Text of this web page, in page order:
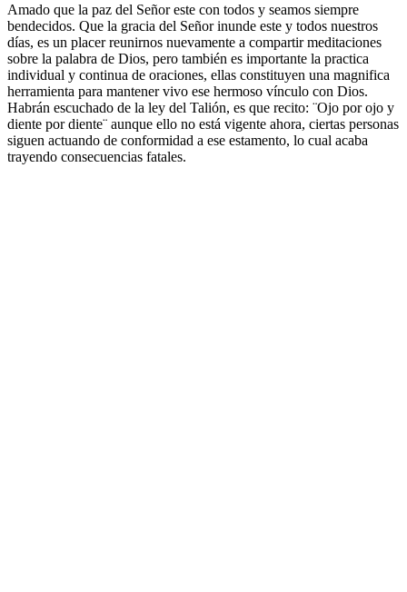
Amado que la paz del Señor este con todos y seamos siempre
bendecidos. Que la gracia del Señor inunde este y todos nuestros
días, es un placer reunirnos nuevamente a compartir meditaciones
sobre la palabra de Dios, pero también es importante la practica
individual y continua de oraciones, ellas constituyen una magnifica
herramienta para mantener vivo ese hermoso vínculo con Dios.
Habrán escuchado de la ley del Talión, es que recito: ¨Ojo por ojo y
diente por diente¨ aunque ello no está vigente ahora, ciertas personas
siguen actuando de conformidad a ese estamento, lo cual acaba
trayendo consecuencias fatales.